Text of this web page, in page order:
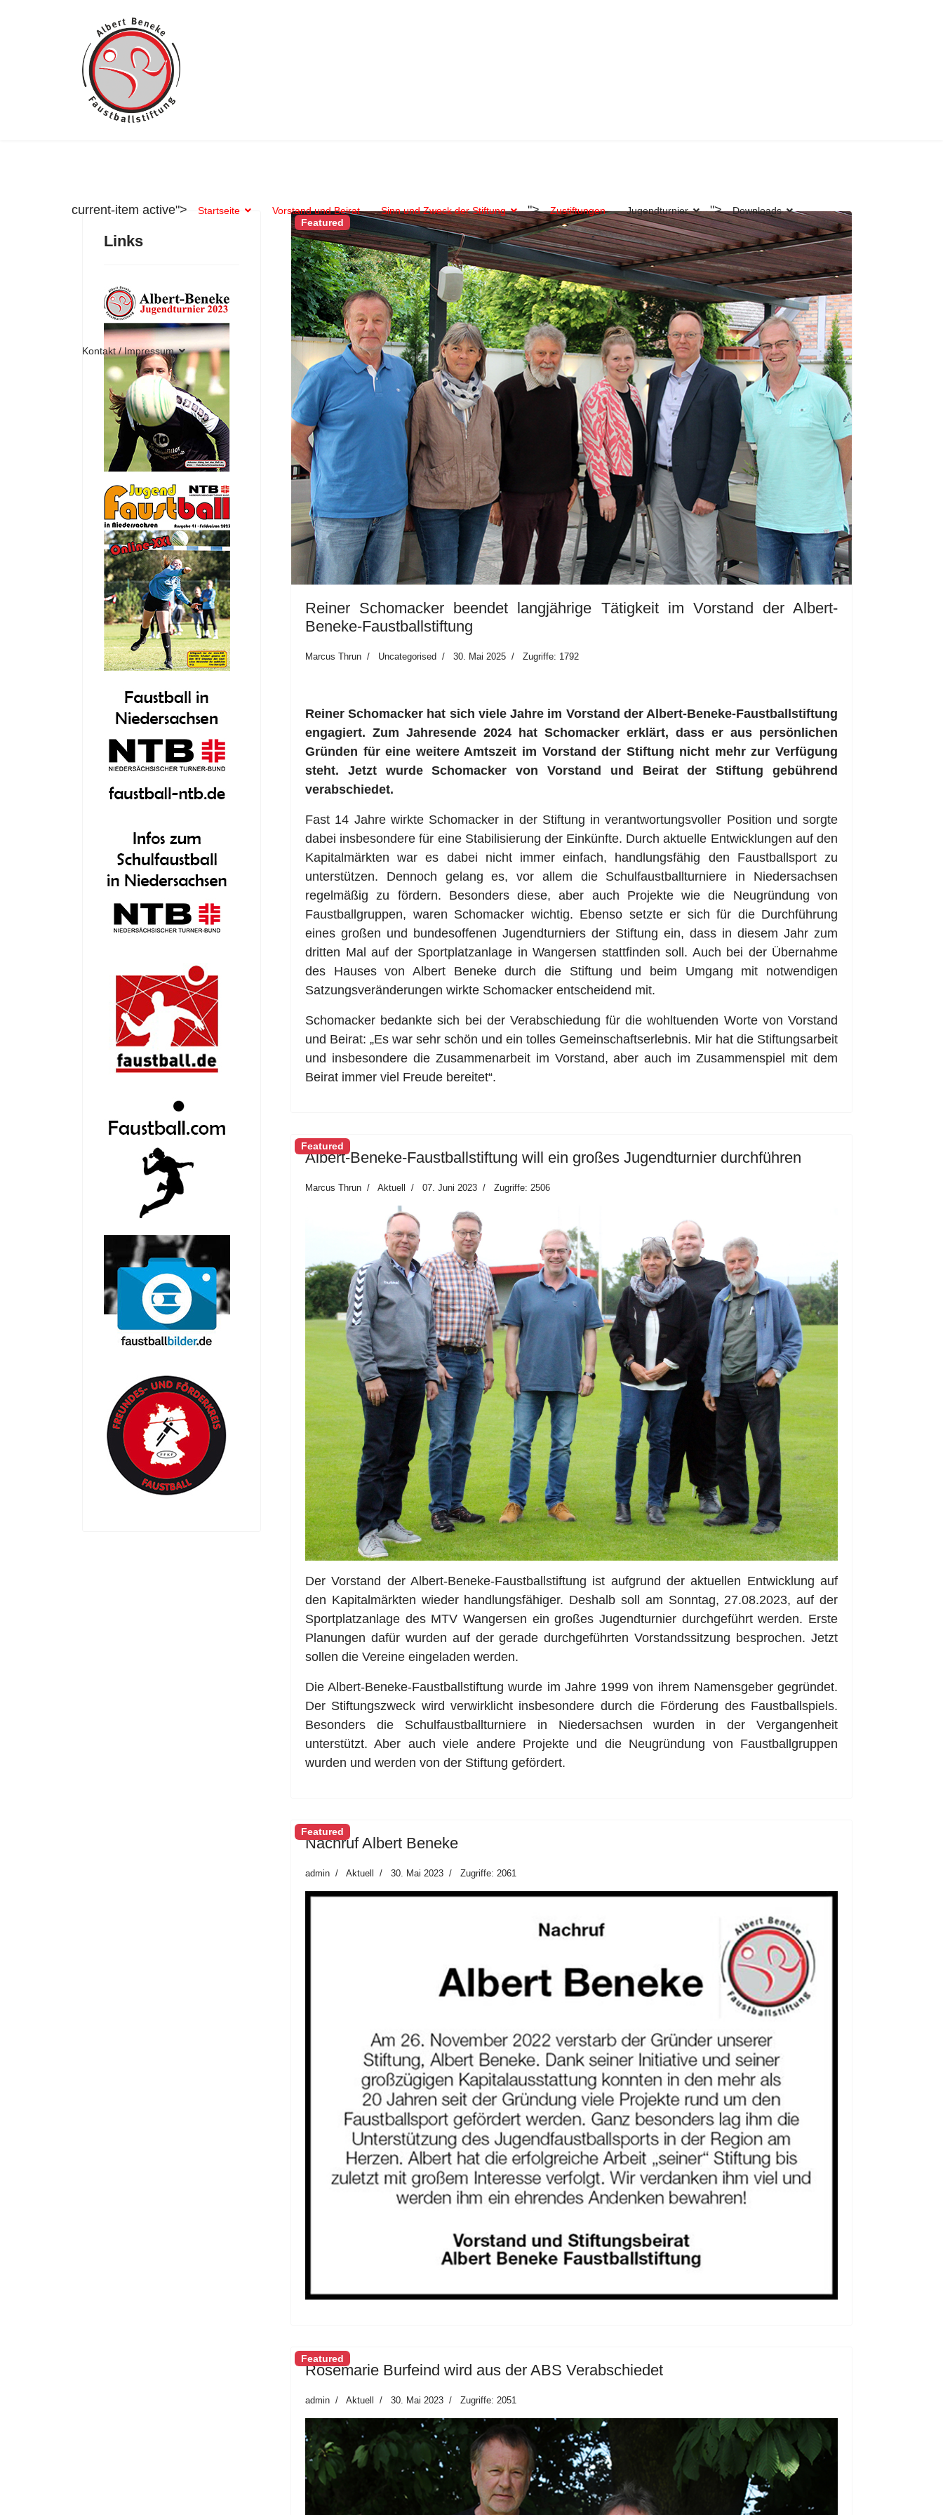
current-item active"> Startseite Vorstand und Beirat Sinn und Zweck der Stiftung "> Zustiftungen Jugendturnier "> Downloads
Kontakt / Impressum
Links
Featured
Reiner Schomacker beendet langjährige Tätigkeit im Vorstand der Albert-
Beneke-Faustballstiftung
Marcus Thrun Uncategorised 30. Mai 2025 Zugriffe: 1792
Reiner Schomacker hat sich viele Jahre im Vorstand der Albert-Beneke-Faustballstiftung
engagiert. Zum Jahresende 2024 hat Schomacker erklärt, dass er aus persönlichen
Gründen für eine weitere Amtszeit im Vorstand der Stiftung nicht mehr zur Verfügung
steht. Jetzt wurde Schomacker von Vorstand und Beirat der Stiftung gebührend
verabschiedet.
Fast 14 Jahre wirkte Schomacker in der Stiftung in verantwortungsvoller Position und sorgte
dabei insbesondere für eine Stabilisierung der Einkünfte. Durch aktuelle Entwicklungen auf den
Kapitalmärkten war es dabei nicht immer einfach, handlungsfähig den Faustballsport zu
unterstützen. Dennoch gelang es, vor allem die Schulfaustballturniere in Niedersachsen
regelmäßig zu fördern. Besonders diese, aber auch Projekte wie die Neugründung von
Faustballgruppen, waren Schomacker wichtig. Ebenso setzte er sich für die Durchführung
eines großen und bundesoffenen Jugendturniers der Stiftung ein, dass in diesem Jahr zum
dritten Mal auf der Sportplatzanlage in Wangersen stattfinden soll. Auch bei der Übernahme
des Hauses von Albert Beneke durch die Stiftung und beim Umgang mit notwendigen
Satzungsveränderungen wirkte Schomacker entscheidend mit.
Schomacker bedankte sich bei der Verabschiedung für die wohltuenden Worte von Vorstand
und Beirat: „Es war sehr schön und ein tolles Gemeinschaftserlebnis. Mir hat die Stiftungsarbeit
und insbesondere die Zusammenarbeit im Vorstand, aber auch im Zusammenspiel mit dem
Beirat immer viel Freude bereitet“.
Featured
Albert-Beneke-Faustballstiftung will ein großes Jugendturnier durchführen
Marcus Thrun Aktuell 07. Juni 2023 Zugriffe: 2506
Der Vorstand der Albert-Beneke-Faustballstiftung ist aufgrund der aktuellen Entwicklung auf
den Kapitalmärkten wieder handlungsfähiger. Deshalb soll am Sonntag, 27.08.2023, auf der
Sportplatzanlage des MTV Wangersen ein großes Jugendturnier durchgeführt werden. Erste
Planungen dafür wurden auf der gerade durchgeführten Vorstandssitzung besprochen. Jetzt
sollen die Vereine eingeladen werden.
Die Albert-Beneke-Faustballstiftung wurde im Jahre 1999 von ihrem Namensgeber gegründet.
Der Stiftungszweck wird verwirklicht insbesondere durch die Förderung des Faustballspiels.
Besonders die Schulfaustballturniere in Niedersachsen wurden in der Vergangenheit
unterstützt. Aber auch viele andere Projekte und die Neugründung von Faustballgruppen
wurden und werden von der Stiftung gefördert.
Featured
Nachruf Albert Beneke
admin Aktuell 30. Mai 2023 Zugriffe: 2061
Featured
Rosemarie Burfeind wird aus der ABS Verabschiedet
admin Aktuell 30. Mai 2023 Zugriffe: 2051